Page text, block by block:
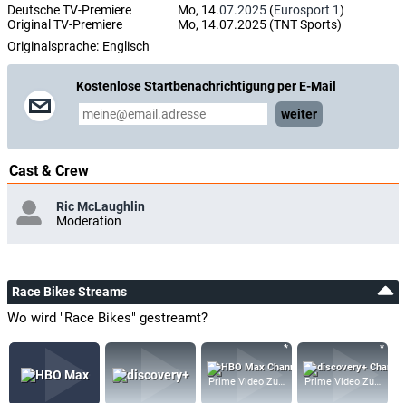
Deutsche TV-Premiere Mo, 14.07.2025 (Eurosport 1)
Original TV-Premiere
Mo, 14.07.2025 (TNT Sports)
Originalsprache: Englisch
Kostenlose Startbenachrichtigung per E-Mail
weiter
Cast & Crew
Ric McLaughlin
Moderation
Race Bikes Streams
Wo wird "Race Bikes" gestreamt?
Prime Video Zusatz-KanälePrime Video Zusatz-